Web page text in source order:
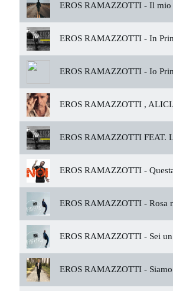
EROS RAMAZZOTTI - Il mio
EROS RAMAZZOTTI - In
EROS RAMAZZOTTI - Io
EROS RAMAZZOTTI ,
EROS RAMAZZOTTI FEAT.
EROS RAMAZZOTTI -
EROS RAMAZZOTTI - Rosa
EROS RAMAZZOTTI - Sei
EROS RAMAZZOTTI - Siamo